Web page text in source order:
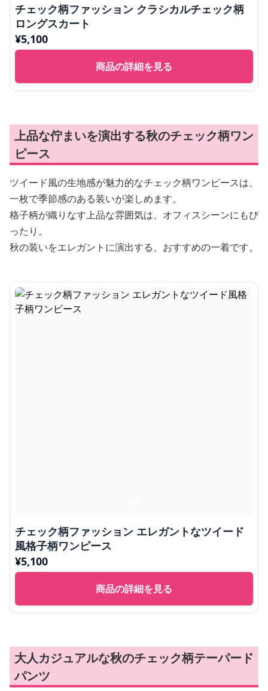
チェック柄ファッション クラシカルチェック柄
ロングスカート
¥5,100
商品の詳細を見る
上品な佇まいを演出する秋のチェック柄ワン
ピース
ツイード風の生地感が魅力的なチェック柄ワンピースは、
一枚で季節感のある装いが楽しめます。
格子柄が織りなす上品な雰囲気は、オフィスシーンにもぴ
ったり。
秋の装いをエレガントに演出する、おすすめの一着です。
チェック柄ファッション エレガントなツイード
風格子柄ワンピース
¥5,100
商品の詳細を見る
大人カジュアルな秋のチェック柄テーパード
パンツ